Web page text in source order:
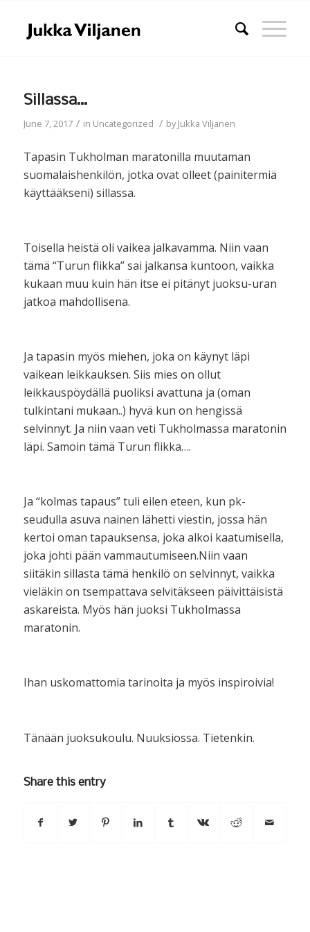
Sillassa…
June 7, 2017 / in Uncategorized / byJukka Viljanen
Tapasin Tukholman maratonilla muutaman
suomalaishenkilön, jotka ovat olleet (painitermiä
käyttääkseni) sillassa.
Toisella heistä oli vaikea jalkavamma. Niin vaan
tämä “Turun flikka” sai jalkansa kuntoon, vaikka
kukaan muu kuin hän itse ei pitänyt juoksu-uran
jatkoa mahdollisena.
Ja tapasin myös miehen, joka on käynyt läpi
vaikean leikkauksen. Siis mies on ollut
leikkauspöydällä puoliksi avattuna ja (oman
tulkintani mukaan..) hyvä kun on hengissä
selvinnyt. Ja niin vaan veti Tukholmassa maratonin
läpi. Samoin tämä Turun flikka….
Ja “kolmas tapaus” tuli eilen eteen, kun pk-
seudulla asuva nainen lähetti viestin, jossa hän
kertoi oman tapauksensa, joka alkoi kaatumisella,
joka johti pään vammautumiseen.Niin vaan
siitäkin sillasta tämä henkilö on selvinnyt, vaikka
vieläkin on tsempattava selvitäkseen päivittäisistä
askareista. Myös hän juoksi Tukholmassa
maratonin.
Ihan uskomattomia tarinoita ja myös inspiroivia!
Tänään juoksukoulu. Nuuksiossa. Tietenkin.
Share this entry